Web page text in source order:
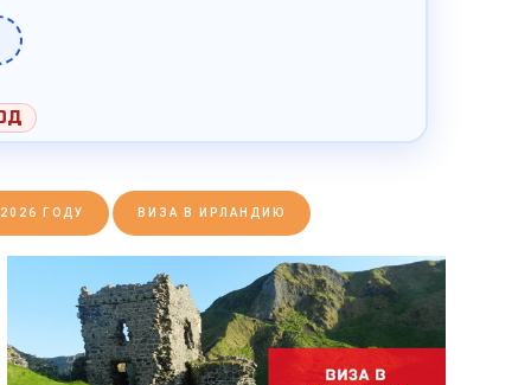
ГОДУ ВИЗА В ИРЛАНДИЮ
ПОДРОБНЕЕ